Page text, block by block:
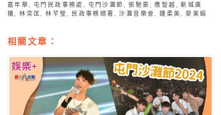
嘉年華
屯門民政事務處 屯門沙灘節 ,張馳豪 應智越 ,新城廣
播
,林奕匡 ,林芊瑩 民政事務總署 ,沙灘音樂會 ,鍾柔美 ,麥美娟
相關文章：